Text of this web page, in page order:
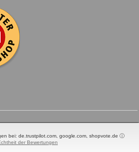
bei: de.trustpilot.com, google.com, shopvote.de ⓘ
der Bewertungen
Rechte